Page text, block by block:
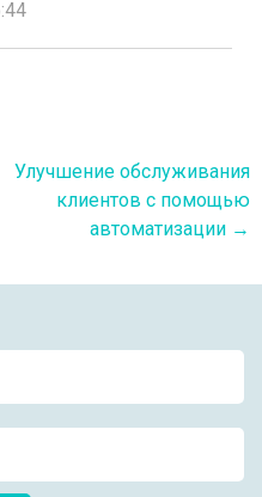
Улучшение обслуживания
клиентов с помощью
автоматизации →